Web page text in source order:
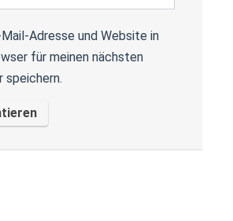
Mail-Adresse und Website in
für meinen nächsten
speichern.